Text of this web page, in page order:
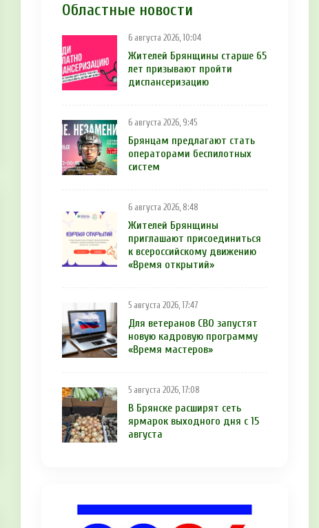
Областные новости
6 августа 2026, 10:04
Жителей Брянщины старше 65
лет призывают пройти
диспансеризацию
6 августа 2026, 9:45
Брянцам предлагают cтать
оперaтoрами бeспилотных
систeм
6 августа 2026, 8:48
Жителей Брянщины
приглашают присоединиться
к всероссийскому движению
«Время открытий»
5 августа 2026, 17:47
Для ветеранов СВО запустят
новую кадровую программу
«Время мастеров»
5 августа 2026, 17:08
В Брянске расширят сеть
ярмарок выходного дня с 15
августа